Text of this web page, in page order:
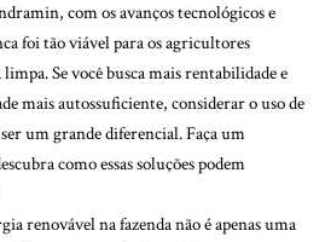
com os avanços tecnológicos e
foi tão viável para os agricultores
Se você busca mais rentabilidade e
mais autossuficiente, considerar o uso de
um grande diferencial. Faça um
como essas soluções podem
renovável na fazenda não é apenas uma